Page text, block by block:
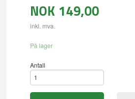
NOK 149,00
inkl. mva.
På lager
Antall